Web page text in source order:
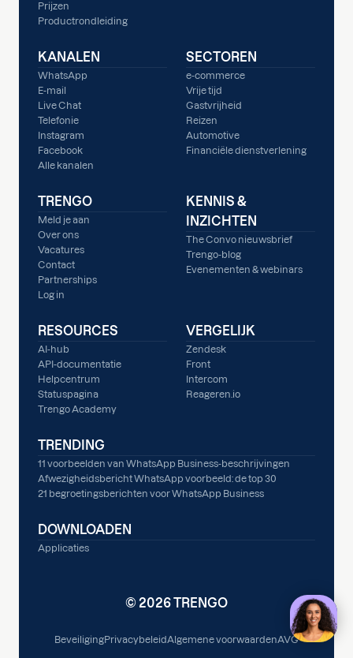
Prijzen
Productrondleiding
KANALEN
WhatsApp
E-mail
Live Chat
Telefonie
Instagram
Facebook
Alle kanalen
SECTOREN
e-commerce
Vrije tijd
Gastvrijheid
Reizen
Automotive
Financiële dienstverlening
TRENGO
Meld je aan
Over ons
Vacatures
Contact
Partnerships
Log in
KENNIS &
INZICHTEN
The Convo nieuwsbrief
Trengo-blog
Evenementen & webinars
RESOURCES
AI-hub
API-documentatie
Helpcentrum
Statuspagina
Trengo Academy
VERGELIJK
Zendesk
Front
Intercom
Reageren.io
TRENDING
11 voorbeelden van WhatsApp Business-beschrijvingen
Afwezigheidsbericht WhatsApp voorbeeld: de top 30
21 begroetingsberichten voor WhatsApp Business
DOWNLOADEN
Applicaties
© 2026 TRENGO
BeveiligingPrivacybeleidAlgemene voorwaardenAVG